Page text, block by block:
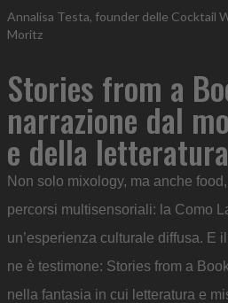
Annalisa Testa, founder delle Cocktail
Moritz
Stories from a
narrazione dal
e della letteratura
Non solo mixology, ma anche
percorsi multisensoriali: la Como
un’esperienza culturale diffusa. E
ne è testimone: Stories from a
nella fantasia in cui letteratura e